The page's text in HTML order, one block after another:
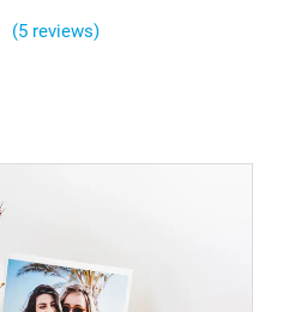
(5 reviews)